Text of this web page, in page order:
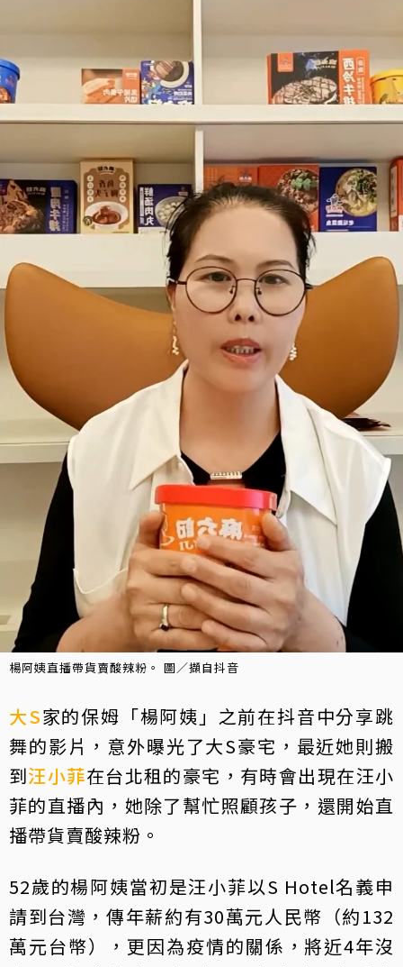
楊阿姨直播帶貨賣酸辣粉。 圖／擷自抖音
大S家的保姆「楊阿姨」之前在抖音中分享跳
舞的影片，意外曝光了大S豪宅，最近她則搬
到汪小菲在台北租的豪宅，有時會出現在汪小
菲的直播內，她除了幫忙照顧孩子，還開始直
播帶貨賣酸辣粉。
52歲的楊阿姨當初是汪小菲以S Hotel名義申
請到台灣，傳年薪約有30萬元人民幣（約132
萬元台幣），更因為疫情的關係，將近4年沒